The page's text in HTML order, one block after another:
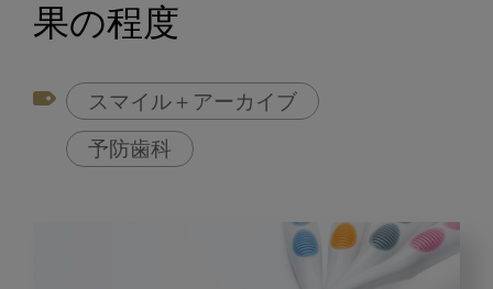
果の程度
スマイル＋アーカイブ
予防歯科